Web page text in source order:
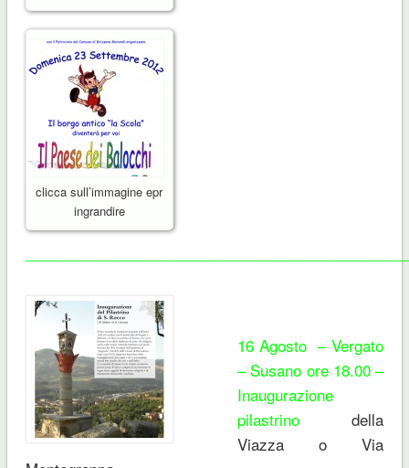
clicca sull’immagine epr
ingrandire
16 Agosto – Vergato
– Susano ore 18.00 –
Inaugurazione
pilastrinodella
Viazza o Via